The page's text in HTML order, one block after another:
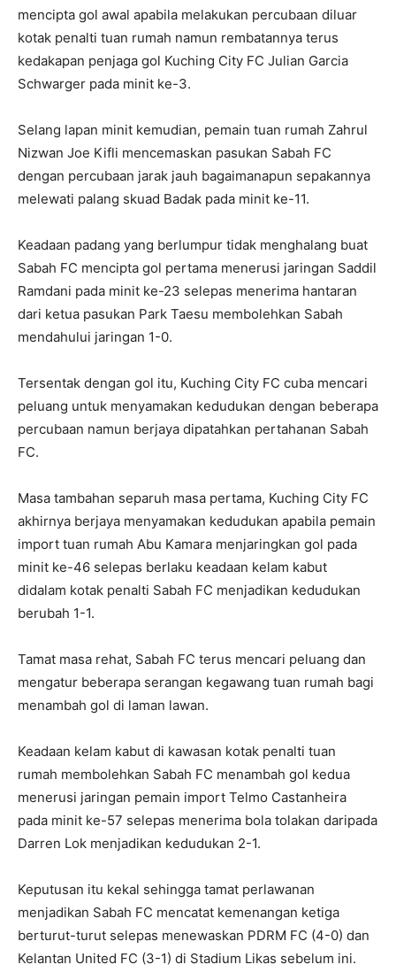
mencipta gol awal apabila melakukan percubaan diluar
kotak penalti tuan rumah namun rembatannya terus
kedakapan penjaga gol Kuching City FC Julian Garcia
Schwarger pada minit ke-3.
Selang lapan minit kemudian, pemain tuan rumah Zahrul
Nizwan Joe Kifli mencemaskan pasukan Sabah FC
dengan percubaan jarak jauh bagaimanapun sepakannya
melewati palang skuad Badak pada minit ke-11.
Keadaan padang yang berlumpur tidak menghalang buat
Sabah FC mencipta gol pertama menerusi jaringan Saddil
Ramdani pada minit ke-23 selepas menerima hantaran
dari ketua pasukan Park Taesu membolehkan Sabah
mendahului jaringan 1-0.
Tersentak dengan gol itu, Kuching City FC cuba mencari
peluang untuk menyamakan kedudukan dengan beberapa
percubaan namun berjaya dipatahkan pertahanan Sabah
FC.
Masa tambahan separuh masa pertama, Kuching City FC
akhirnya berjaya menyamakan kedudukan apabila pemain
import tuan rumah Abu Kamara menjaringkan gol pada
minit ke-46 selepas berlaku keadaan kelam kabut
didalam kotak penalti Sabah FC menjadikan kedudukan
berubah 1-1.
Tamat masa rehat, Sabah FC terus mencari peluang dan
mengatur beberapa serangan kegawang tuan rumah bagi
menambah gol di laman lawan.
Keadaan kelam kabut di kawasan kotak penalti tuan
rumah membolehkan Sabah FC menambah gol kedua
menerusi jaringan pemain import Telmo Castanheira
pada minit ke-57 selepas menerima bola tolakan daripada
Darren Lok menjadikan kedudukan 2-1.
Keputusan itu kekal sehingga tamat perlawanan
menjadikan Sabah FC mencatat kemenangan ketiga
berturut-turut selepas menewaskan PDRM FC (4-0) dan
Kelantan United FC (3-1) di Stadium Likas sebelum ini.